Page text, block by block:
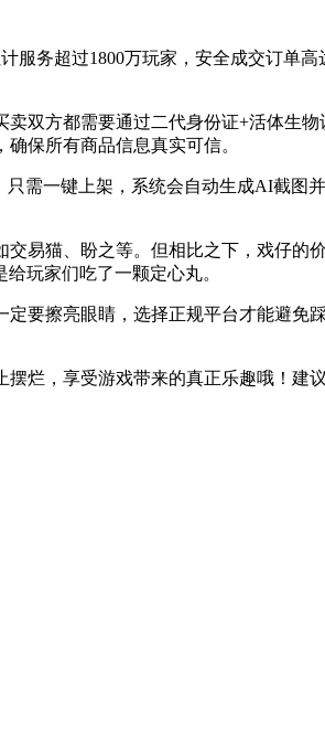
服务超过1800万玩家，安全成交订单
卖双方都需要通过二代身份证+活体生
保所有商品信息真实可信。
需一键上架，系统会自动生成AI截图
易猫、盼之等。但相比之下，戏仔
玩家们吃了一颗定心丸。
要擦亮眼睛，选择正规平台才能避
烂，享受游戏带来的真正乐趣哦！建